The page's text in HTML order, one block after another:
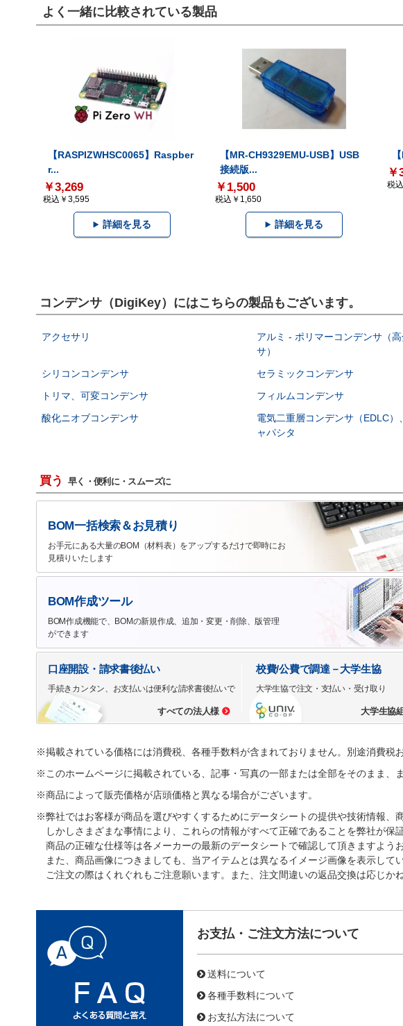
よく一緒に比較されている製品
【RASPIZWHSC0065】Raspber
r...
￥3,269
税込￥3,595
詳細を見る
【MR-CH9329EMU-USB】USB
接続版...
￥1,500
税込￥1,650
詳細を見る
￥
税
コンデンサ（DigiKey）にはこちらの製品もございます。
アクセサリ
アルミ - ポリマーコンデンサ（
サ）
シリコンコンデンサ セラミックコンデンサ
トリマ、可変コンデンサ
フィルムコンデンサ
酸化ニオブコンデンサ
電気二重層コンデンサ（EDLC）
ャパシタ
買う 早く・便利に・スムーズに
BOM一括検索＆お見積り
お手元にある大量のBOM（材料表）をアップするだけで即時にお
見積りいたします
BOM作成ツール
BOM作成機能で、BOMの新規作成、追加・変更・削除、版管理
ができます
口座開設・請求書後払い
手続きカンタン、お支払いは便利な請求書後払いで
すべての法人様
校費/公費で調達－大学生協
大学生協で注文・支払い・受け取り
大学生協
※掲載されている価格には消費税、各種手数料が含まれておりません。別途消費税
※このホームページに掲載されている、記事・写真の一部または全部をそのまま、
※商品によって販売価格が店頭価格と異なる場合がございます。
※弊社ではお客様が商品を選びやすくするためにデータシートの提供や技術情報、
しかしさまざまな事情により、これらの情報がすべて正確であることを弊社が保
商品の正確な仕様等は各メーカーの最新のデータシートで確認して頂きますよう
また、商品画像につきましても、当アイテムとは異なるイメージ画像を表示して
ご注文の際はくれぐれもご注意願います。また、注文間違いの返品交換は応じか
お支払・ご注文方法について
送料について
各種手数料について
お支払方法について